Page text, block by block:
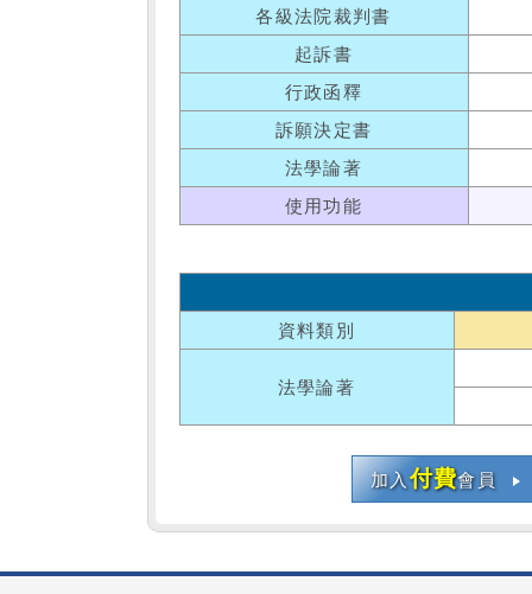
各級法院裁判書
起訴書
行政函釋
訴願決定書
法學論著
使用功能
資料類別
法學論著
加入付費會員